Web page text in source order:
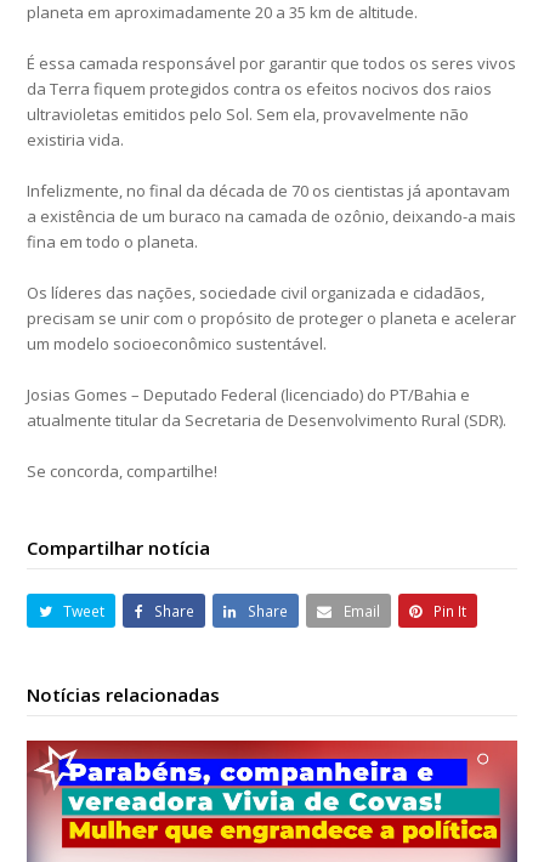
planeta em aproximadamente 20 a 35 km de altitude.
É essa camada responsável por garantir que todos os seres vivos
da Terra fiquem protegidos contra os efeitos nocivos dos raios
ultravioletas emitidos pelo Sol. Sem ela, provavelmente não
existiria vida.
Infelizmente, no final da década de 70 os cientistas já apontavam
a existência de um buraco na camada de ozônio, deixando-a mais
fina em todo o planeta.
Os líderes das nações, sociedade civil organizada e cidadãos,
precisam se unir com o propósito de proteger o planeta e acelerar
um modelo socioeconômico sustentável.
Josias Gomes – Deputado Federal (licenciado) do PT/Bahia e
atualmente titular da Secretaria de Desenvolvimento Rural (SDR).
Se concorda, compartilhe!
Compartilhar notícia
Tweet Share Share Email Pin It
Notícias relacionadas